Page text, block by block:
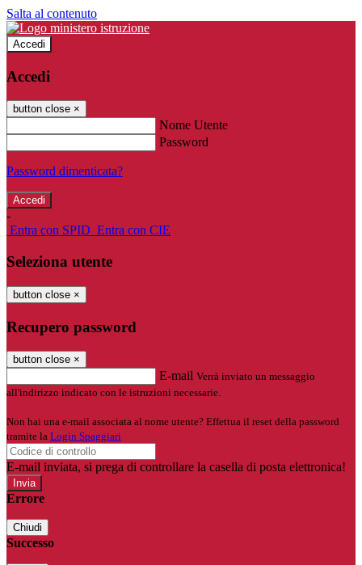
Salta al contenuto
Accedi
Accedi
button close ×
Nome Utente
Password
Password dimenticata?
-
Entra con SPID Entra con CIE
Seleziona utente
button close ×
Recupero password
button close ×
E-mail Verrà inviato un messaggio
all'indirizzo indicato con le istruzioni necessarie.
Non hai una e-mail associata al nome utente? Effettua il reset della password
tramite la Login Spaggiari
E-mail inviata, si prega di controllare la casella di posta elettronica!
Errore
Chiudi
Successo